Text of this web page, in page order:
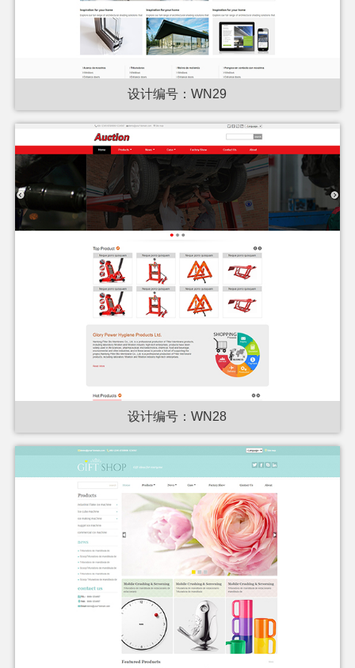
设计编号：WN29
设计编号：WN28